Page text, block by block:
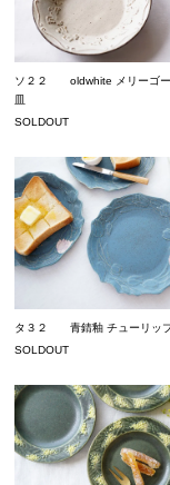
ソ２２ oldwhite メリーゴー
皿
SOLDOUT
タ３２ 青錆釉 チューリップ
SOLDOUT